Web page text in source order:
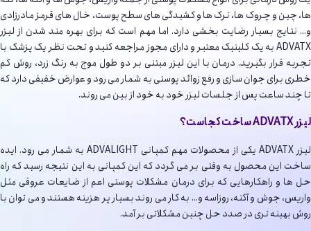
ها، چین و چروک ها، ترک ها و کشیدگی های سطح پوست، خال های قرمز مادرزادی
و… نتایج بسیار رضایت بخشی دارد. اما مهم است که برای بهره مند شدن از لیزر
ADVATX به یک کلینیک معتبر و دارای مجوز مراجعه کنید و تحت نظر یک پزشک با
تجربه قرار بگیرید. درمان با این لیزر مبتنی بر دو طول موج به رنگ زرد، روش کم
خطری برای جوان سازی و رفع زوائد پوستی به شمار می رود و عوارض خفیفی دارد که
تا چند ساعت پس از جلسات لیزر خود به خود از بین می روند.
لیزر ADVATX ساخت کجاست؟
لیزر ADVATX یکی از محصولات مهم کمپانی ADVALIGHT به شمار می رود. ایده
ساخت این محصول به وقتی بر می گردد که این کمپانی به این نتیجه رسید که راه
حل ها و راهکارهایی که برای درمان مشکلات پوستی اعم از ضایعات عروقی مثل
واریس، جوش و آکنه، روزاسه و… به کار می روند بسیار پر هزینه هستند و می توان با
روش بهینه تری در صدد حل چنین مشکلاتی بر آمد.